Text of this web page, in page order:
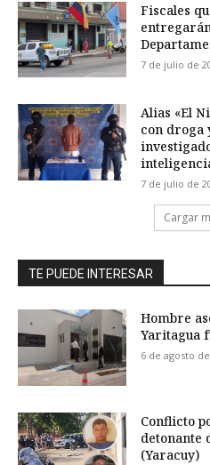
Fiscales
7 de julio de
Alias «El
con droga
7 de julio de
Cargar
TE PUEDE INTERESAR
Hombre
Yaritagua
6 de agosto
Conflicto
detonante
(Yaracuy)